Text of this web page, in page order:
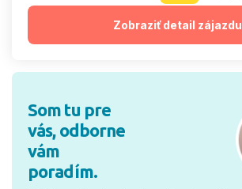
Zobraziť detail zájazdu
Som tu pre
vás, odborne
vám
poradím.